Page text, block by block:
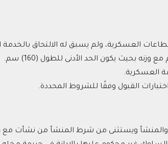
العسكرية، ولم يسبق له الالتحاق بالخدمة
بحيث يكون الحد الأدنى للطول (160) سم.
العسكرية.
القبول وفقًا للشروط المحددة.
ويستثنى من شرط المنشأ من نشأت مع